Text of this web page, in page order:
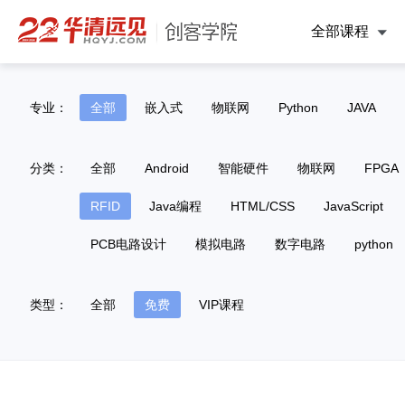
全部课程
专业： 全部 嵌入式 物联网 Python JAVA
分类： 全部 Android 智能硬件 物联网 FPGA
RFID Java编程 HTML/CSS JavaScript
PCB电路设计 模拟电路 数字电路 python
类型： 全部 免费 VIP课程